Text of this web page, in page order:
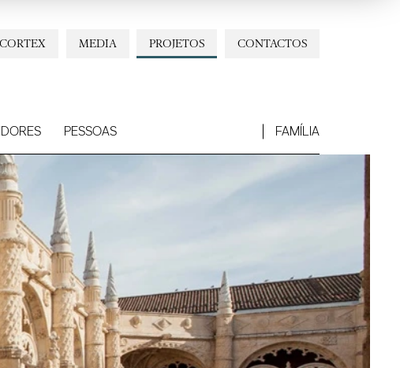
CONTACTOS
PROJETOS
MEDIA
PESSOAS FAMÍLIA